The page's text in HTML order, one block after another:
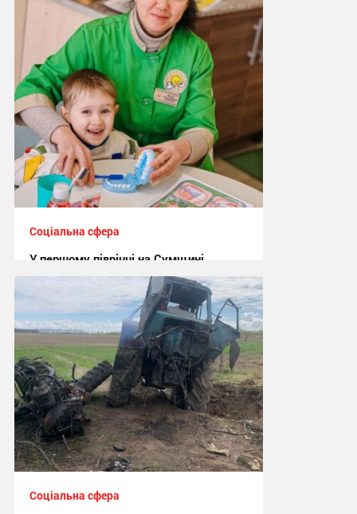
Соціальна сфера
У першому півріччі на Сумщині,
зокрема й у Шосткинській громаді,
понад 800 дітей та осіб з
інвалідністю, дітей групи ризику
отримали реабілітаційні послуги
14:32, 30.07.2026
Соціальна сфера